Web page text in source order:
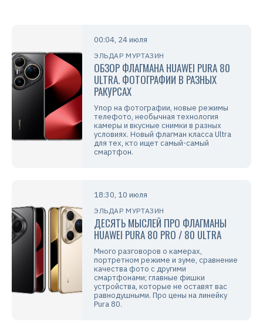
00:04, 24 июля
ЭЛЬДАР МУРТАЗИН
ОБЗОР ФЛАГМАНА HUAWEI PURA 80
ULTRA. ФОТОГРАФИИ В РАЗНЫХ
РАКУРСАХ
Упор на фотографии, новые режимы
телефото, необычная технология
камеры и вкусные снимки в разных
условиях. Новый флагман класса Ultra
для тех, кто ищет самый-самый
смартфон.
18:30, 10 июля
ЭЛЬДАР МУРТАЗИН
ДЕСЯТЬ МЫСЛЕЙ ПРО ФЛАГМАНЫ
HUAWEI PURA 80 PRO / 80 ULTRA
Много разговоров о камерах,
портретном режиме и зуме, сравнение
качества фото с другими
смартфонами; главные фишки
устройства, которые не оставят вас
равнодушными. Про цены на линейку
Pura 80.